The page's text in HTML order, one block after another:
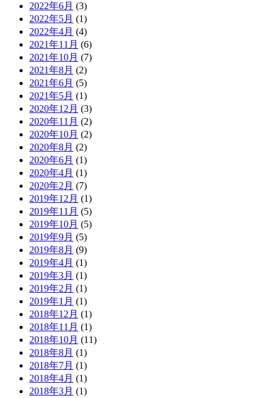
2022年6月 (3)
2022年5月 (1)
2022年4月 (4)
2021年11月 (6)
2021年10月 (7)
2021年8月 (2)
2021年6月 (5)
2021年5月 (1)
2020年12月 (3)
2020年11月 (2)
2020年10月 (2)
2020年8月 (2)
2020年6月 (1)
2020年4月 (1)
2020年2月 (7)
2019年12月 (1)
2019年11月 (5)
2019年10月 (5)
2019年9月 (5)
2019年8月 (9)
2019年4月 (1)
2019年3月 (1)
2019年2月 (1)
2019年1月 (1)
2018年12月 (1)
2018年11月 (1)
2018年10月 (11)
2018年8月 (1)
2018年7月 (1)
2018年4月 (1)
2018年3月 (1)